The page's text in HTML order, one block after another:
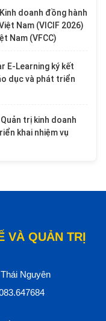
doanh đồng hành
Nam (VICIF 2026)
Nam (VFCC)
E-Learning ký kết
dục và phát triển
trị kinh doanh
khai nhiệm vụ
VÀ QUẢN TRỊ
Nguyên